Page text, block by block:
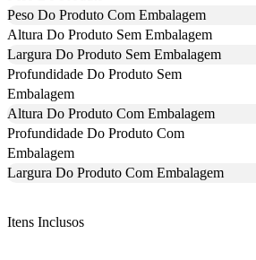
Peso Do Produto Com Embalagem
Altura Do Produto Sem Embalagem
Largura Do Produto Sem Embalagem
Profundidade Do Produto Sem
Embalagem
Altura Do Produto Com Embalagem
Profundidade Do Produto Com
Embalagem
Largura Do Produto Com Embalagem
Itens Inclusos